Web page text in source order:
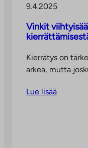
9.4.2025
Vinkit
Kierrätys on
arkea, mutta
Lue lisää